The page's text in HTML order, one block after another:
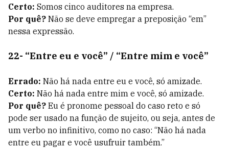
Certo: Somos cinco auditores na empresa.
Por quê? Não se deve empregar a preposição “em”
nessa expressão.
22- “Entre eu e você” / “Entre mim e você”
Errado: Não há nada entre eu e você, só amizade.
Certo: Não há nada entre mim e você, só amizade.
Por quê? Eu é pronome pessoal do caso reto e só
pode ser usado na função de sujeito, ou seja, antes de
um verbo no infinitivo, como no caso: “Não há nada
entre eu pagar e você usufruir também.”